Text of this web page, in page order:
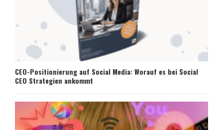
CEO-Positionierung auf Social Media: Worauf es bei Social
CEO Strategien ankommt